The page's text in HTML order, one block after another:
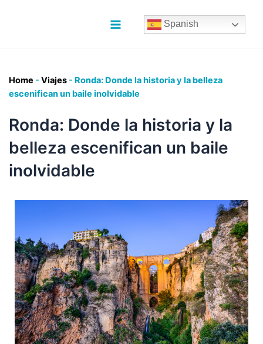
Spanish
Home - Viajes- Ronda: Donde la historia y la belleza
escenifican un baile inolvidable
Ronda: Donde la historia y la
belleza escenifican un baile
inolvidable